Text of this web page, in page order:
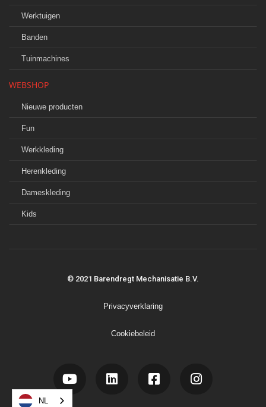
Werktuigen
Banden
Tuinmachines
WEBSHOP
Nieuwe producten
Fun
Werkkleding
Herenkleding
Dameskleding
Kids
© 2021 Barendregt Mechanisatie B.V.
Privacyverklaring
Cookiebeleid
   
NL